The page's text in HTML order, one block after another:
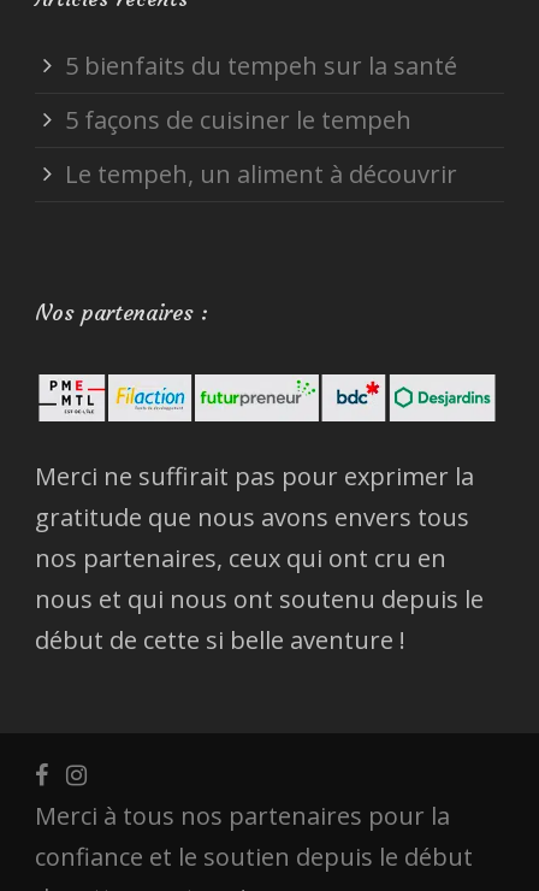
5 bienfaits du tempeh sur la santé
5 façons de cuisiner le tempeh
Le tempeh, un aliment à découvrir
Nos partenaires :
Merci ne suffirait pas pour exprimer la
gratitude que nous avons envers tous
nos partenaires, ceux qui ont cru en
nous et qui nous ont soutenu depuis le
début de cette si belle aventure !
Merci à tous nos partenaires pour la
confiance et le soutien depuis le début